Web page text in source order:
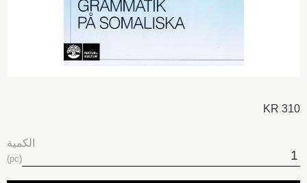
310
الكمية
pc